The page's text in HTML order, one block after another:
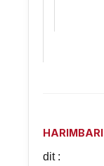
HARIMBARI
dit :